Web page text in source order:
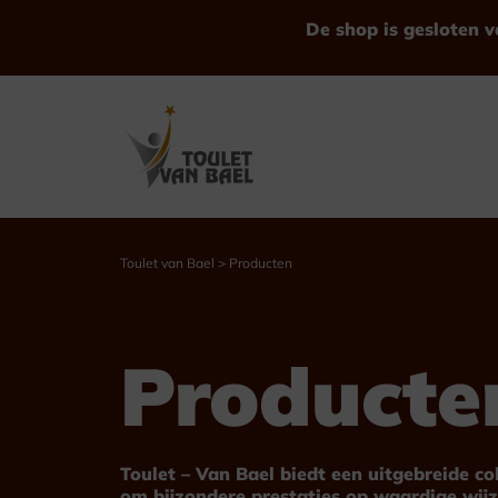
De shop is gesloten
Bekijk alle Producten
Trofeeën
Bekers
Toulet van Bael > Producten
Toulet – Van Bael biedt een uitgebreide